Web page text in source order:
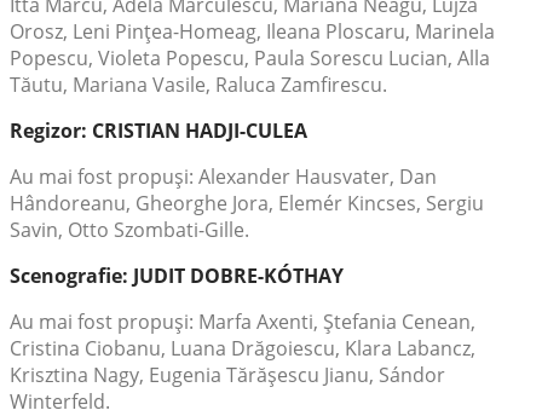
Orosz, Leni Pinţea-Homeag, Ileana Ploscaru, Marinela
Popescu, Violeta Popescu, Paula Sorescu Lucian, Alla
Tăutu, Mariana Vasile, Raluca Zamfirescu.
Regizor: CRISTIAN HADJI-CULEA
Au mai fost propuşi: Alexander Hausvater, Dan
Hândoreanu, Gheorghe Jora, Elemér Kincses, Sergiu
Savin, Otto Szombati-Gille.
Scenografie: JUDIT DOBRE-KÓTHAY
Au mai fost propuşi: Marfa Axenti, Ştefania Cenean,
Cristina Ciobanu, Luana Drăgoiescu, Klara Labancz,
Krisztina Nagy, Eugenia Tărăşescu Jianu, Sándor
Winterfeld.